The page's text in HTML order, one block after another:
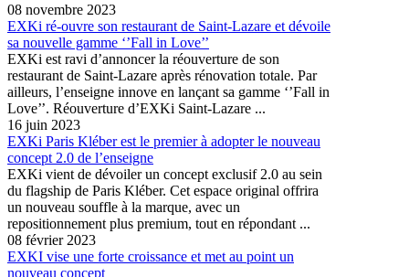
08 novembre 2023
EXKi ré-ouvre son restaurant de Saint-Lazare et dévoile
sa nouvelle gamme ‘’Fall in Love’’
EXKi est ravi d’annoncer la réouverture de son
restaurant de Saint-Lazare après rénovation totale. Par
ailleurs, l’enseigne innove en lançant sa gamme ‘’Fall in
Love’’. Réouverture d’EXKi Saint-Lazare ...
16 juin 2023
EXKi Paris Kléber est le premier à adopter le nouveau
concept 2.0 de l’enseigne
EXKi vient de dévoiler un concept exclusif 2.0 au sein
du flagship de Paris Kléber. Cet espace original offrira
un nouveau souffle à la marque, avec un
repositionnement plus premium, tout en répondant ...
08 février 2023
EXKI vise une forte croissance et met au point un
nouveau concept